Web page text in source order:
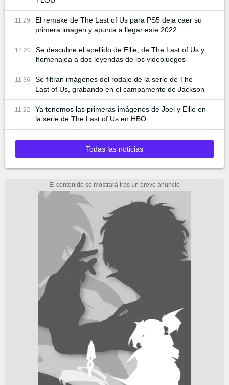
11:29
El remake de The Last of Us para PS5 deja caer su
primera imagen y apunta a llegar este 2022
12:20
Se descubre el apellido de Ellie, de The Last of Us y
homenajea a dos leyendas de los videojuegos
11:36
Se filtran imágenes del rodaje de la serie de The
Last of Us, grabando en el campamento de Jackson
11:22
Ya tenemos las primeras imágenes de Joel y Ellie en
la serie de The Last of Us en HBO
Todas las noticias